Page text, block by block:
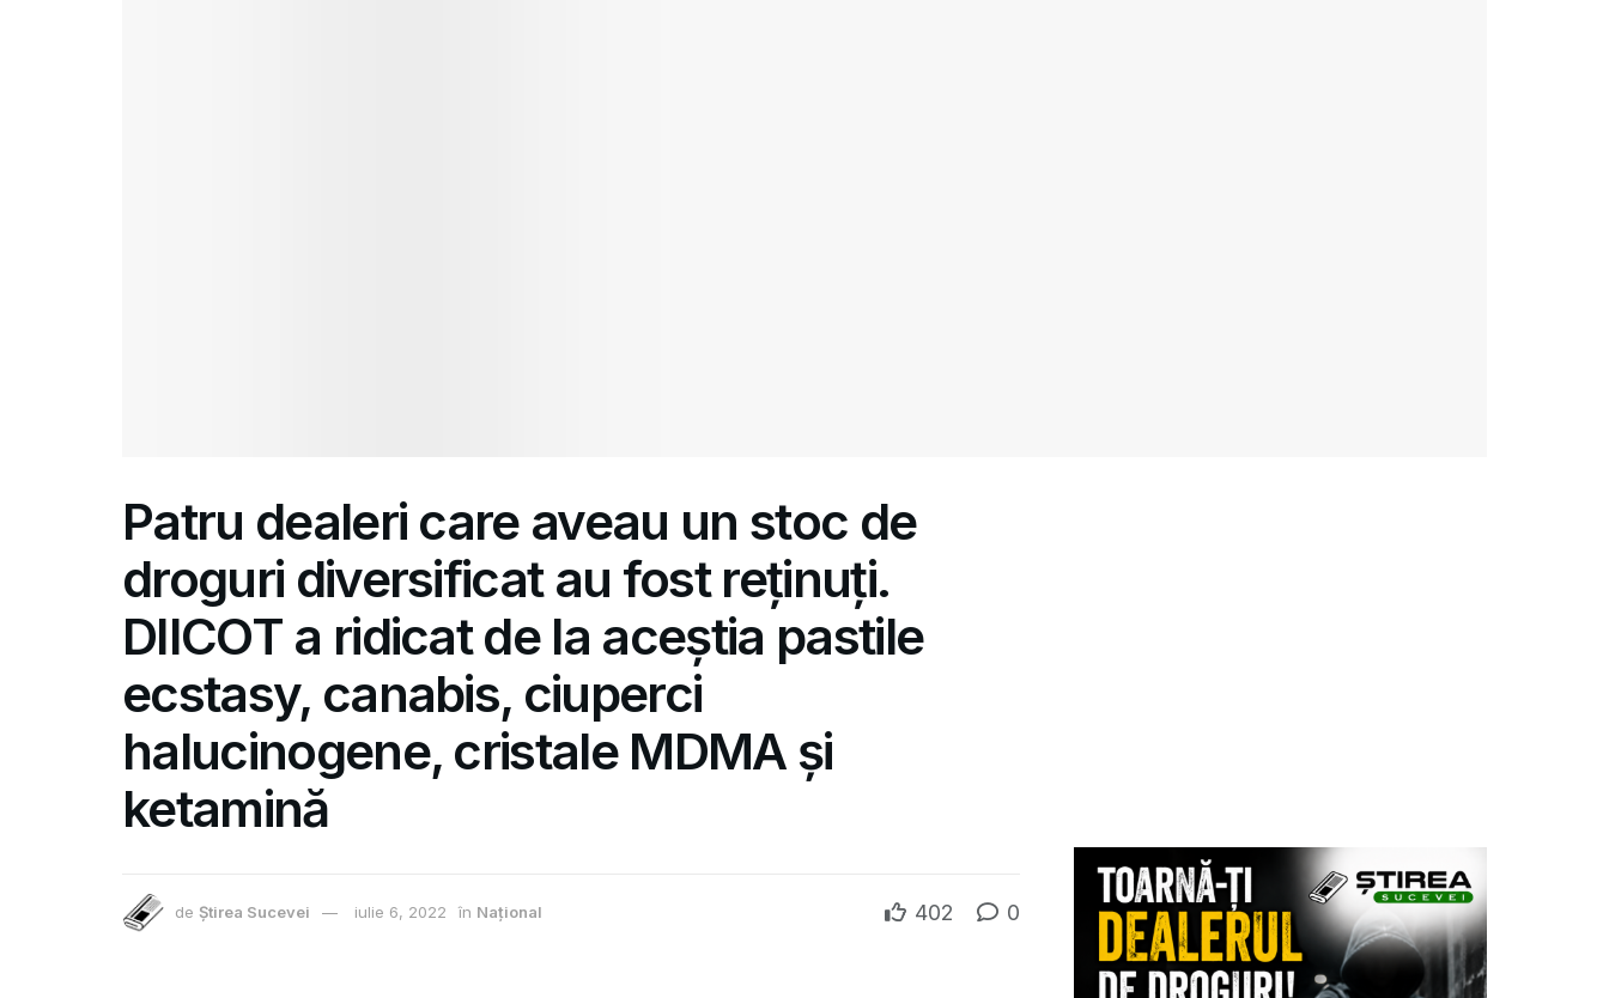
Patru dealeri care aveau un stoc de
droguri diversificat au fost reținuți.
DIICOT a ridicat de la aceștia pastile
ecstasy, canabis, ciuperci
halucinogene, cristale MDMA și
ketamină
de Știrea Sucevei iulie 6, 2022 în Național 402 0